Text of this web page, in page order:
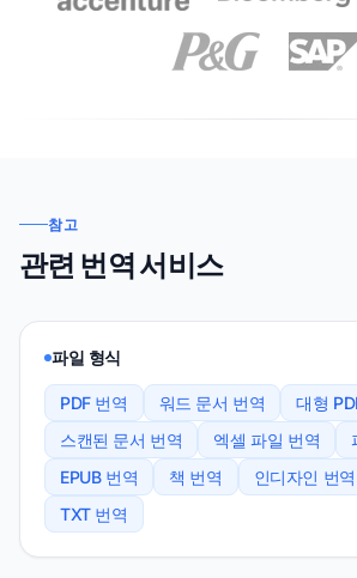
참고
관련 번역 서비스
파일 형식
PDF 번역 워드 문서 번역
대형
스캔된 문서 번역
엑셀 파일 번역
EPUB 번역
책 번역 인디자인 번역
TXT 번역